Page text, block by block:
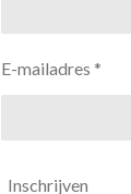
E-mailadres *
Inschrijven